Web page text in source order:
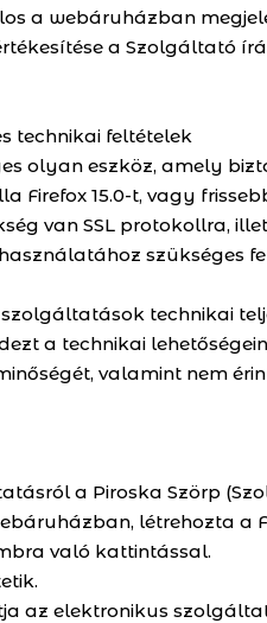
a webáruházban
a Szolgáltató
technikai feltételek
olyan eszköz, amely
Firefox 15.0-t, vagy
van SSL protokollra,
szükséges
technikai
a technikai
valamint nem
a Piroska Szörp
létrehozta
való kattintással.
az elektronikus